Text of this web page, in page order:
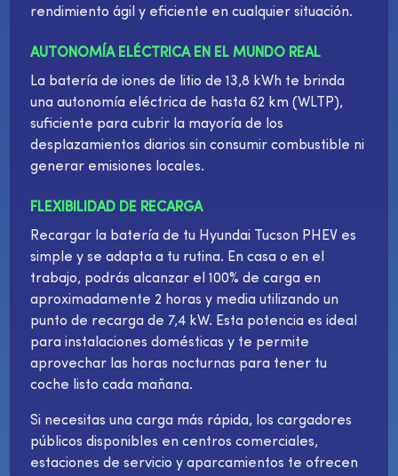
rendimiento ágil y eficiente en cualquier situación.
AUTONOMÍA ELÉCTRICA EN EL MUNDO REAL
La batería de iones de litio de 13,8 kWh te brinda
una autonomía eléctrica de hasta 62 km (WLTP),
suficiente para cubrir la mayoría de los
desplazamientos diarios sin consumir combustible ni
generar emisiones locales.
FLEXIBILIDAD DE RECARGA
Recargar la batería de tu Hyundai Tucson PHEV es
simple y se adapta a tu rutina. En casa o en el
trabajo, podrás alcanzar el 100% de carga en
aproximadamente 2 horas y media utilizando un
punto de recarga de 7,4 kW. Esta potencia es ideal
para instalaciones domésticas y te permite
aprovechar las horas nocturnas para tener tu
coche listo cada mañana.
Si necesitas una carga más rápida, los cargadores
públicos disponibles en centros comerciales,
estaciones de servicio y aparcamientos te ofrecen